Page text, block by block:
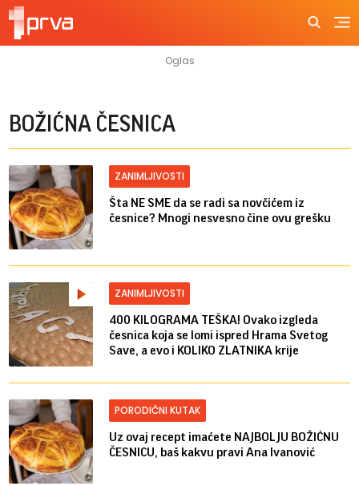
BOŽIĆNA ČESNICA
ZANIMLJIVOSTI
Šta NE SME da se radi sa novčićem iz
česnice? Mnogi nesvesno čine ovu grešku
ZANIMLJIVOSTI
400 KILOGRAMA TEŠKA! Ovako izgleda
česnica koja se lomi ispred Hrama Svetog
Save, a evo i KOLIKO ZLATNIKA krije
PORODIČNI KUTAK
Uz ovaj recept imaćete NAJBOLJU BOŽIĆNU
ČESNICU, baš kakvu pravi Ana Ivanović